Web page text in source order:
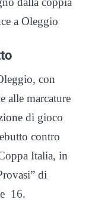
a Oleggio
con
alle marcature
di gioco
contro
Italia, in
di
16.